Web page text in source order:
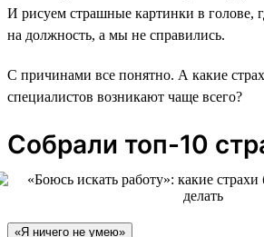
И рисуем страшные картинки в голове,
на должность, а мы не справились.
С причинами все понятно. А какие
специалистов возникают чаще всего?
Собрали топ-10
«Я ничего не умею»